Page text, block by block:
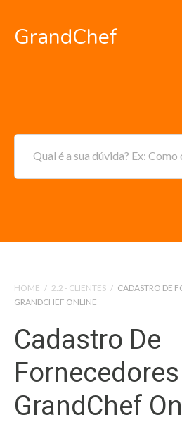
GrandChef
Qual é a sua dúvida? Ex:
HOME / 2.2 - CLIENTES / CADASTRO DE
GRANDCHEF ONLINE
Cadastro De
GrandChef